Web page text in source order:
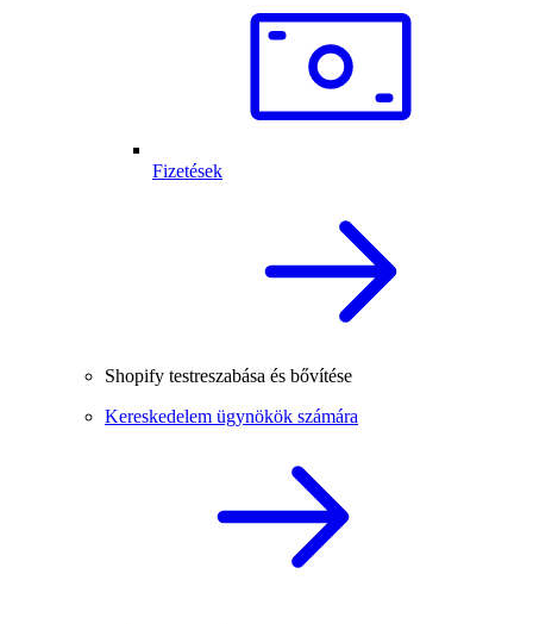
Fizetések
Shopify testreszabása és bővítése
Kereskedelem ügynökök számára